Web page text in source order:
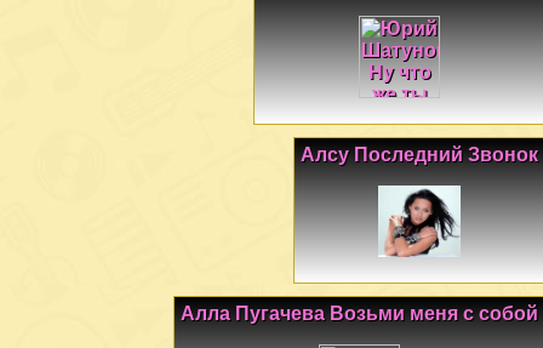
Алсу Последний Звонок
Алла Пугачева Возьми меня с собой